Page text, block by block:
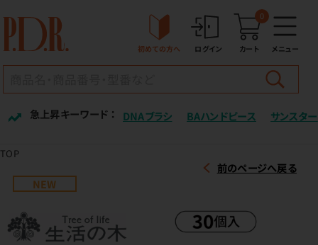
初めての方へ ログイン カート
0
メニュー
急上昇キーワード ： DNAブラシ BAハンドピース サンスター
TOP
前のページへ戻る
NEW